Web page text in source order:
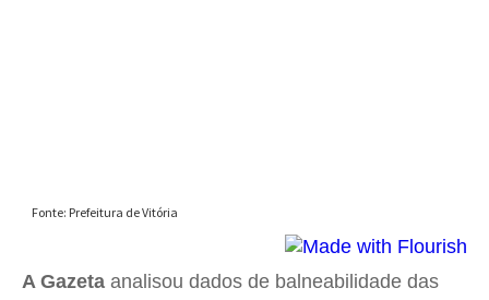
A Gazeta analisou dados de balneabilidade das